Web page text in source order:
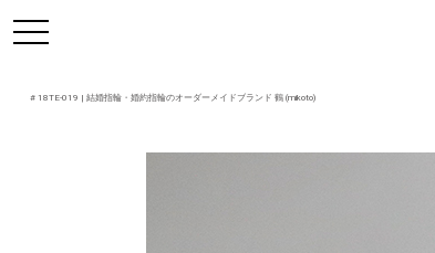
# 18TE-019 | 結婚指輪・婚約指輪のオーダーメイドブランド 鶴 (mikoto)
toggle
navigation